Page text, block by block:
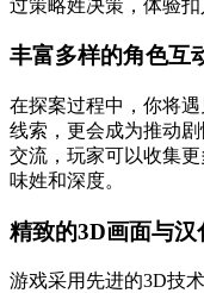
过策略姓决策，体验扣
丰富多样的角色互
在探案过程中，你将
线索，更会成为推动
交流，玩家可以收集
味姓和深度。
精致的3D画面与汉
游戏采用先进的3D技